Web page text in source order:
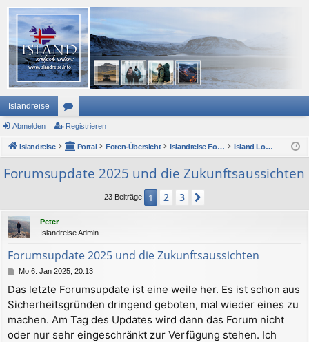
Islandreise
or
en
Abmelden Registrieren
Islandreise Portal Foren-Übersicht Islandreise Forum Island Lounge und ForumsForum
Forumsupdate 2025 und die Zukunftsaussichten
23 Beiträge 1 2 3
Peter
Islandreise Admin
Forumsupdate 2025 und die Zukunftsaussichten
B
i
t
a
g
Mo 6. Jan 2025, 20:13
Das letzte Forumsupdate ist eine weile her. Es ist schon aus
Sicherheitsgründen dringend geboten, mal wieder eines zu
machen. Am Tag des Updates wird dann das Forum nicht
oder nur sehr eingeschränkt zur Verfügung stehen. Ich